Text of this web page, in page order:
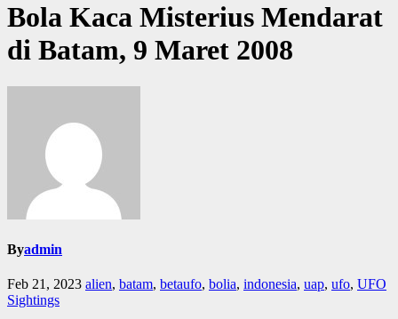
Bola Kaca Misterius Mendarat
di Batam, 9 Maret 2008
Byadmin
Feb 21, 2023 alien, batam, betaufo, bolia, indonesia, uap, ufo, UFO
Sightings